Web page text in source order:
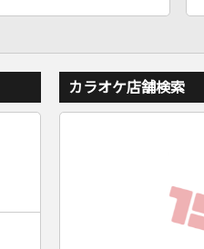
カラオケ店舗検索